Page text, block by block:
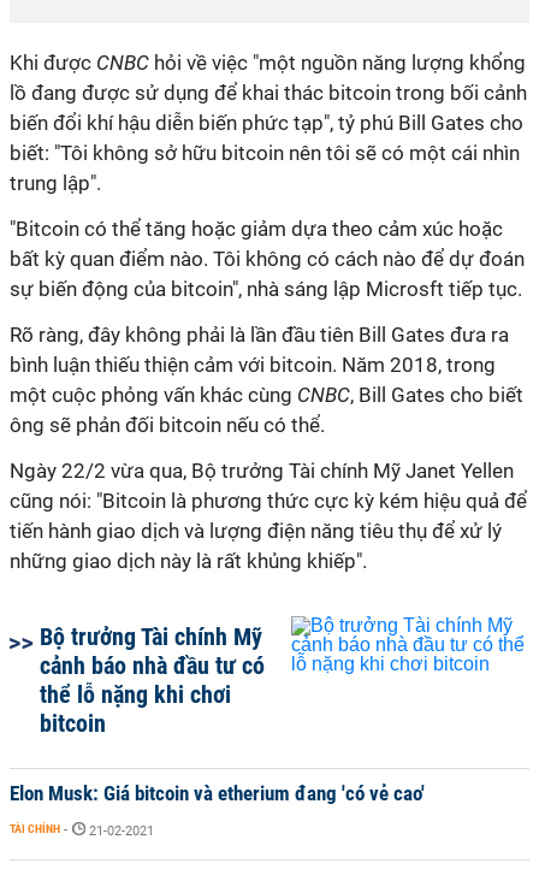
Khi được CNBC hỏi về việc "một nguồn năng lượng khổng
lồ đang được sử dụng để khai thác bitcoin trong bối cảnh
biến đổi khí hậu diễn biến phức tạp", tỷ phú Bill Gates cho
biết: "Tôi không sở hữu bitcoin nên tôi sẽ có một cái nhìn
trung lập".
"Bitcoin có thể tăng hoặc giảm dựa theo cảm xúc hoặc
bất kỳ quan điểm nào. Tôi không có cách nào để dự đoán
sự biến động của bitcoin", nhà sáng lập Microsft tiếp tục.
Rõ ràng, đây không phải là lần đầu tiên Bill Gates đưa ra
bình luận thiếu thiện cảm với bitcoin. Năm 2018, trong
một cuộc phỏng vấn khác cùng CNBC, Bill Gates cho biết
ông sẽ phản đối bitcoin nếu có thể.
Ngày 22/2 vừa qua, Bộ trưởng Tài chính Mỹ Janet Yellen
cũng nói: "Bitcoin là phương thức cực kỳ kém hiệu quả để
tiến hành giao dịch và lượng điện năng tiêu thụ để xử lý
những giao dịch này là rất khủng khiếp".
Bộ trưởng Tài chính Mỹ
cảnh báo nhà đầu tư có
thể lỗ nặng khi chơi
bitcoin
Elon Musk: Giá bitcoin và etherium đang 'có vẻ cao'
TÀI CHÍNH - 21-02-2021